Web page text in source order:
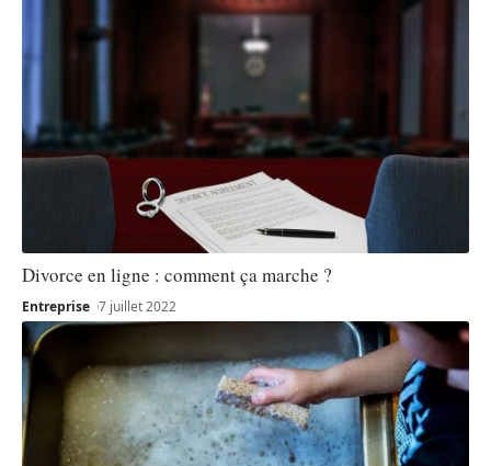
Divorce en ligne : comment ça marche ?
Entreprise 7 juillet 2022